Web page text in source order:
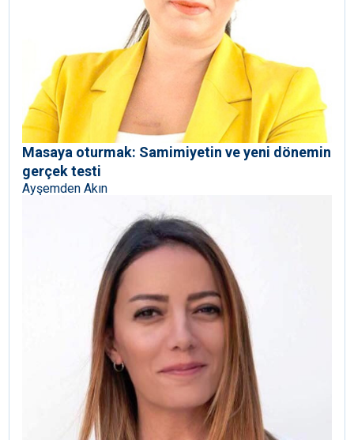
Masaya oturmak: Samimiyetin ve yeni dönemin
gerçek testi
Ayşemden Akın